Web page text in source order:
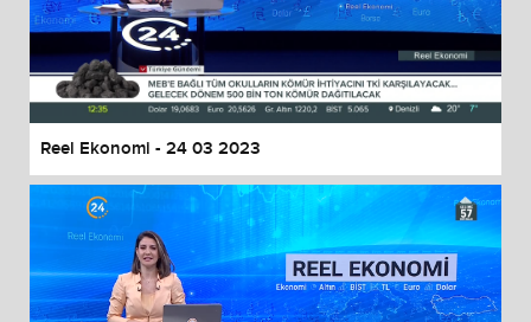
Reel Ekonomi - 24 03 2023